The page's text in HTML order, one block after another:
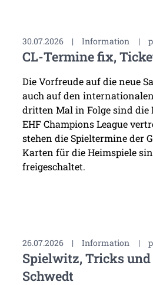
30.07.2026 | Information |
CL-Termine fix,
Die Vorfreude auf die neue
auch auf den
dritten Mal in Folge sind die
EHF Champions League
stehen die Spieltermine der
Karten für die Heimspiele
freigeschaltet.
26.07.2026 | Information |
Spielwitz, Tricks
Schwedt